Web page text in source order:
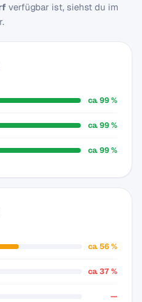
verfügbar ist, siehst du im
ca. 99 %
ca. 99 %
ca. 99 %
ca. 56 %
ca. 37 %
—